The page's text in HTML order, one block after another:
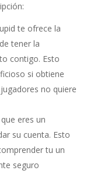
te ofrece la
tener la
contigo. Esto
si obtiene
no quiere
eres un
su cuenta. Esto
tu un
seguro